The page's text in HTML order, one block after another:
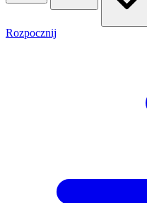
Rozpocznij